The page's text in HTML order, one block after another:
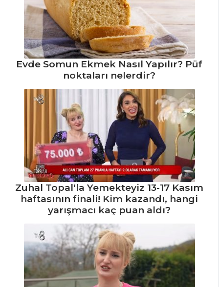
Evde Somun Ekmek Nasıl Yapılır? Püf
noktaları nelerdir?
Zuhal Topal'la Yemekteyiz 13-17 Kasım
haftasının finali! Kim kazandı, hangi
yarışmacı kaç puan aldı?